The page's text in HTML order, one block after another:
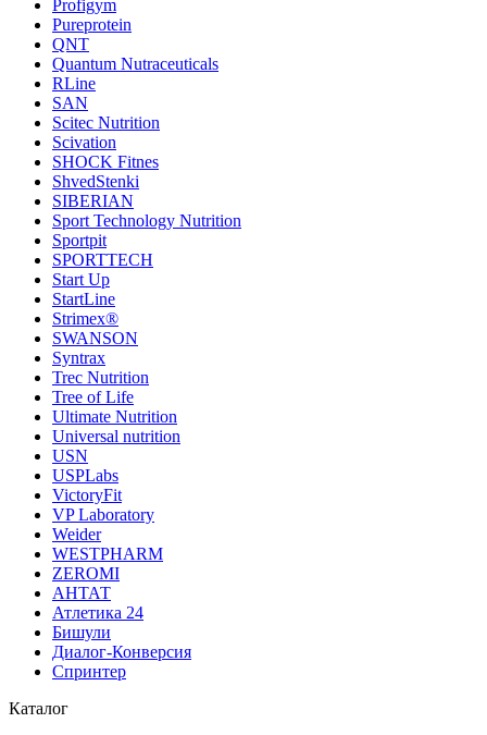
Profigym
Pureprotein
QNT
Quantum Nutraceuticals
RLine
SAN
Scitec Nutrition
Scivation
SHOCK Fitnes
ShvedStenki
SIBERIAN
Sport Technology Nutrition
Sportpit
SPORTTECH
Start Up
StartLine
Strimex®
SWANSON
Syntrax
Trec Nutrition
Tree of Life
Ultimate Nutrition
Universal nutrition
USN
USPLabs
VictoryFit
VP Laboratory
Weider
WESTPHARM
ZEROMI
АНТАТ
Атлетика 24
Бишули
Диалог-Конверсия
Спринтер
Каталог